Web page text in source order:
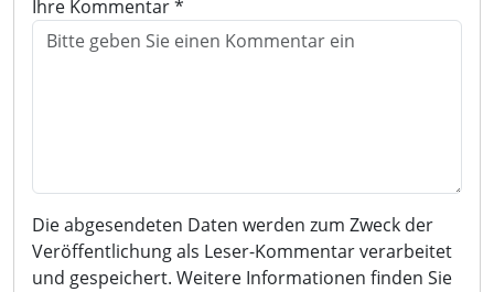
Ihre Kommentar *
Die abgesendeten Daten werden zum Zweck der
Veröffentlichung als Leser-Kommentar verarbeitet
und gespeichert. Weitere Informationen finden Sie